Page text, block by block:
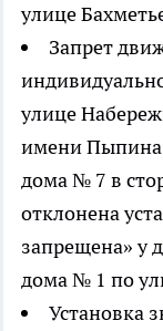
улице
Запрет
улице
имени Пыпина,
дома № 7 в
отклонена
запрещена» у
дома № 1 по
Установка